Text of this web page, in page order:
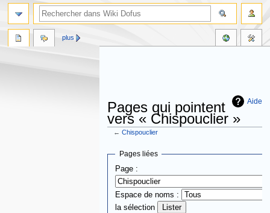
Aide
Pages qui pointent
vers « Chispouclier »
←Chispouclier
Aller
navigation
Aller
recherche
Pages liées
Page :
Espace de noms :
la sélection
plus